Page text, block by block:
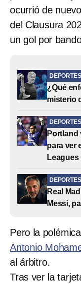
ocurrió de
del Clausura
un gol por
DEPORTES
¿Qué
misterio
DEPORTES
Portland
para ver
Leagues
DEPORTES
Real
Messi,
Pero la
Antonio
al árbitro.
Tras ver la